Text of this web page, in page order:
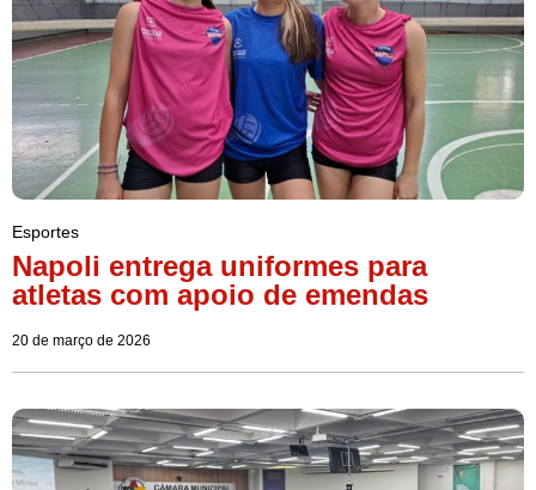
Esportes
Napoli entrega uniformes para
atletas com apoio de emendas
20 de março de 2026